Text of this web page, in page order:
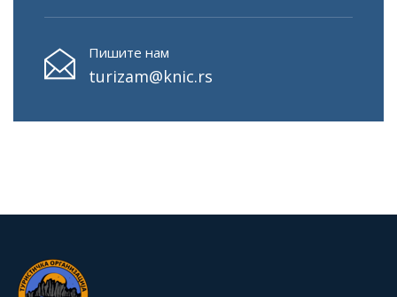
Пишите нам
turizam@knic.rs